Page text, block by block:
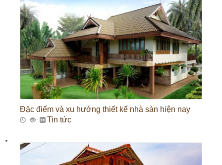
Đặc điểm và xu hướng thiết kế nhà sàn hiện nay
Tin tức